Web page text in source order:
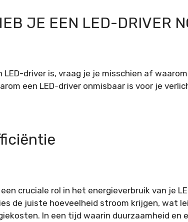
JE EEN LED-DRIVER
driver is, vraag je je misschien af
een LED-driver onmisbaar is voor je
cruciale rol in het energieverbruik van je
de juiste hoeveelheid stroom krijgen, wat
In een tijd waarin duurzaamheid en